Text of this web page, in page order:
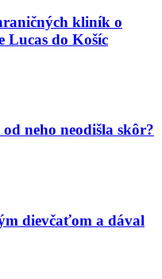
kliník o
Lucas do Košíc
neho neodišla skôr?
dievčaťom a dával